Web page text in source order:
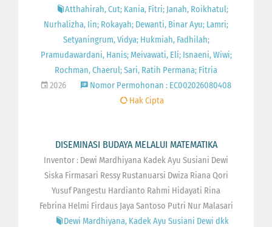
Atthahirah, Cut; Kania, Fitri; Janah, Roikhatul;
Nurhalizha, Iin; Rokayah; Dewanti, Binar Ayu; Lamri;
Setyaningrum, Vidya; Hukmiah, Fadhilah;
Pramudawardani, Hanis; Meivawati, Eli; Isnaeni, Wiwi;
Rochman, Chaerul; Sari, Ratih Permana; Fitria
2026
Nomor Permohonan : EC002026080408
Hak Cipta
DISEMINASI BUDAYA MELALUI MATEMATIKA
Inventor : Dewi Mardhiyana Kadek Ayu Susiani Dewi
Siska Firmasari Ressy Rustanuarsi Dwiza Riana Qori
Yusuf Pangestu Hardianto Rahmi Hidayati Rina
Febrina Helmi Firdaus Jaya Santoso Putri Nur Malasari
Dewi Mardhiyana, Kadek Ayu Susiani Dewi dkk